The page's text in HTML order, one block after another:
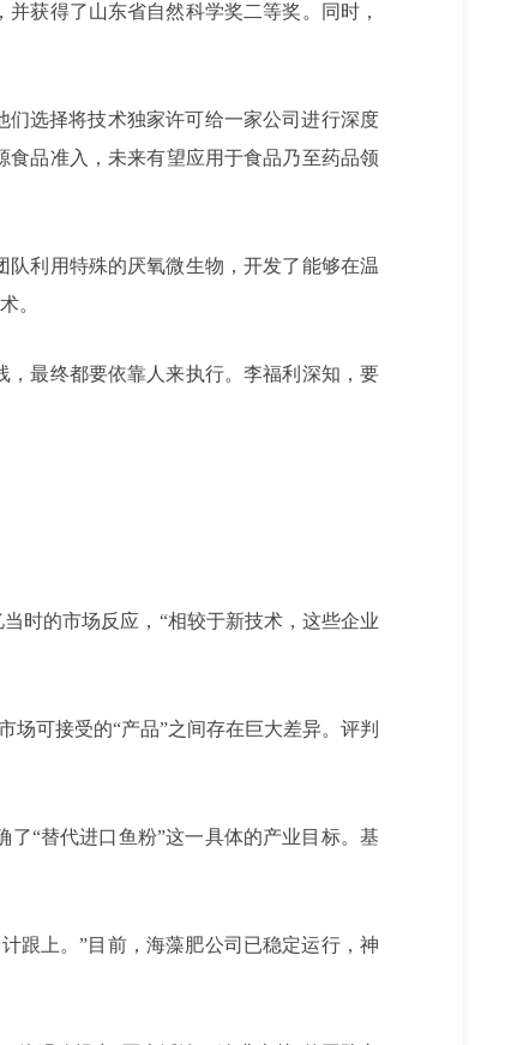
获得了山东省自然科学奖二等奖。同时，
选择将技术独家许可给一家公司进行深度
品准入，未来有望应用于食品乃至药品领
利用特殊的厌氧微生物，开发了能够在温
。
最终都要依靠人来执行。李福利深知，要
时的市场反应，“相较于新技术，这些企业
场可接受的“产品”之间存在巨大差异。评判
“替代进口鱼粉”这一具体的产业目标。基
跟上。”目前，海藻肥公司已稳定运行，神